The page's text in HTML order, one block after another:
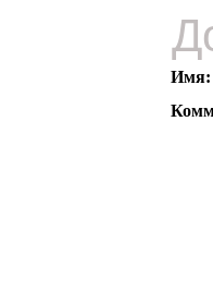
Имя: